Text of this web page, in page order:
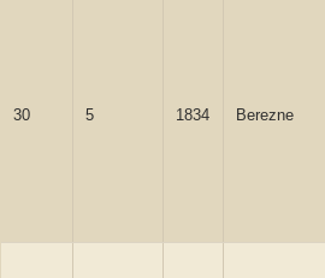
30 5 1834 Berezne